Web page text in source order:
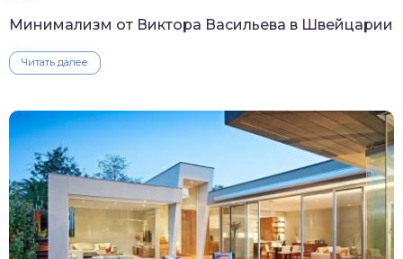
Минимализм от Виктора Васильева в Швейцарии
Читать далее